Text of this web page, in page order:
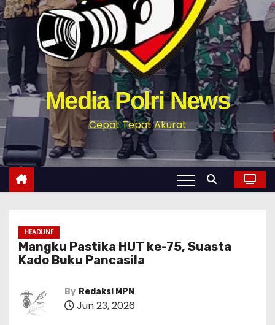
t
Media Polri News
Cepat Tepat Akurat
HEADLINE
Mangku Pastika HUT ke-75, Suasta
Kado Buku Pancasila
By Redaksi MPN
Jun 23, 2026